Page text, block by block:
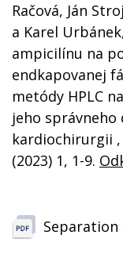
Račová, Ján
a Karel
ampicilínu na
endkapovanej
metódy HPLC
jeho správneho
kardiochirurgii
(2023) 1, 1-9.
Separation